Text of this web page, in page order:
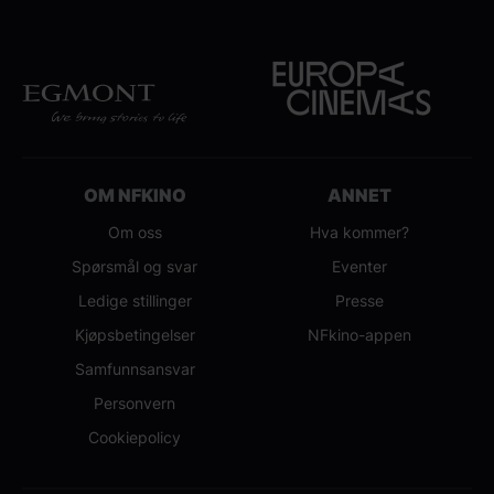
OM NFKINO
Om oss
Spørsmål og svar
Ledige stillinger
Kjøpsbetingelser
Samfunnsansvar
Personvern
Cookiepolicy
ANNET
Hva kommer?
Eventer
Presse
NFkino-appen